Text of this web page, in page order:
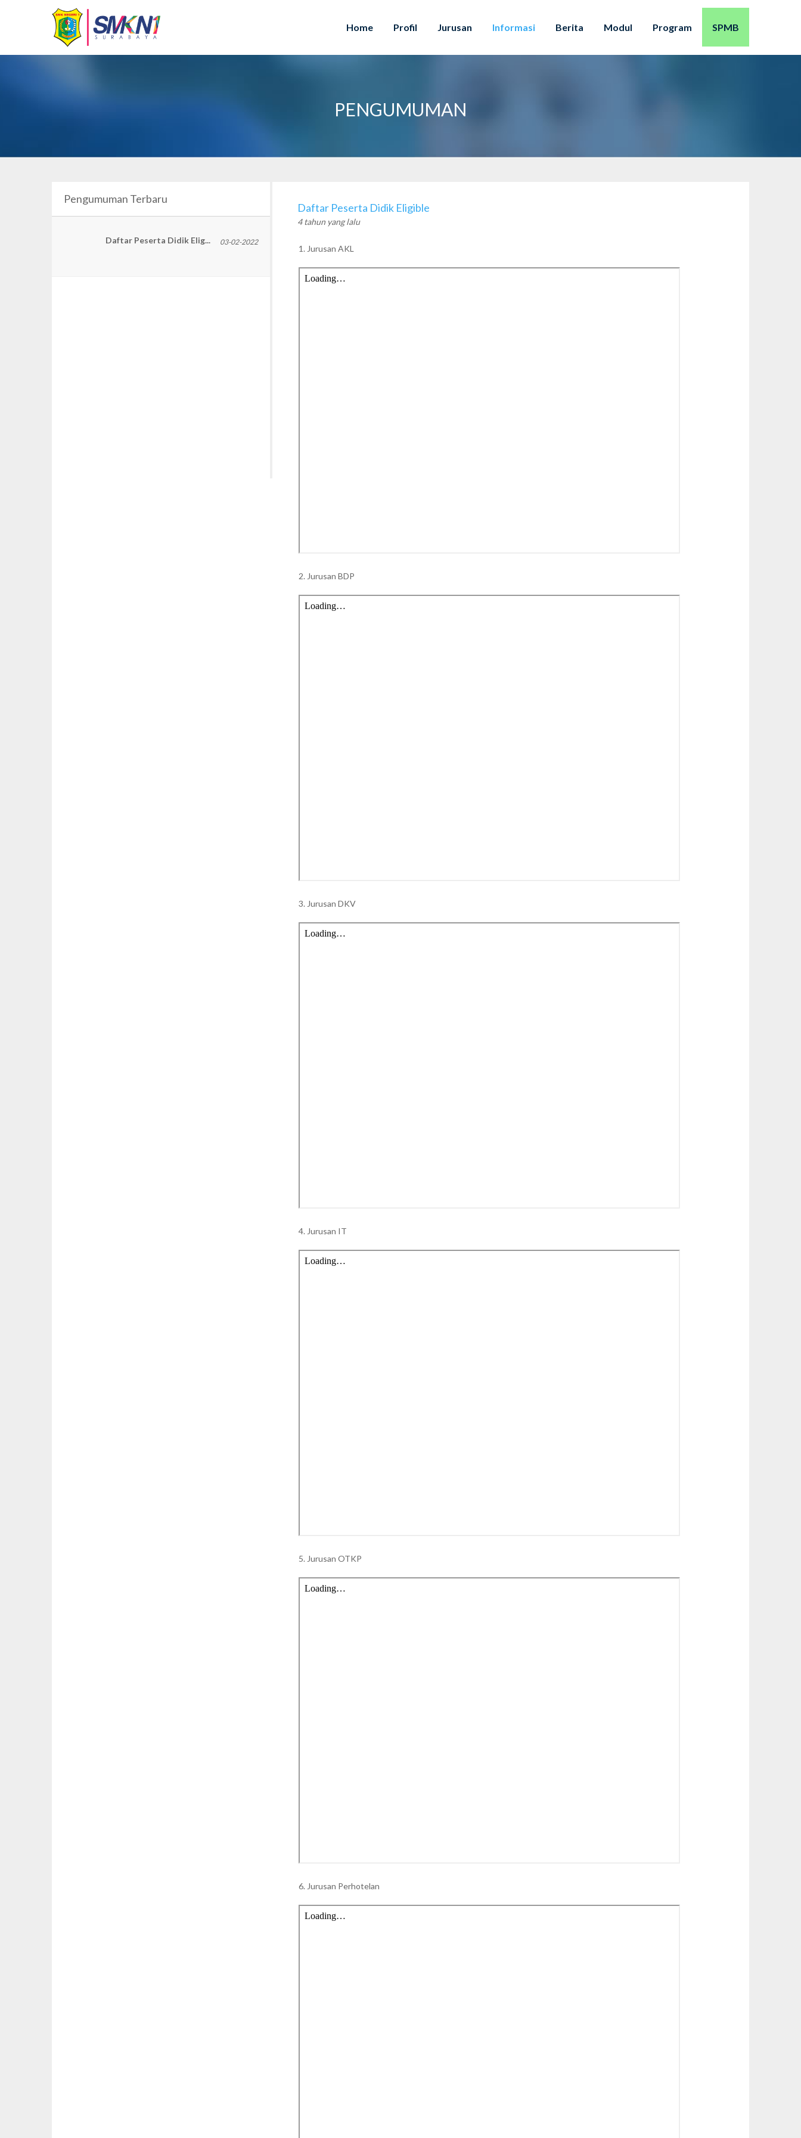
Home Profil Jurusan Informasi Berita Modul Program SPMB
PENGUMUMAN
Pengumuman Terbaru
Daftar Peserta Didik Elig... 03-02-2022
Daftar Peserta Didik Eligible
4 tahun yang lalu
1. Jurusan AKL
2. Jurusan BDP
3. Jurusan DKV
4. Jurusan IT
5. Jurusan OTKP
6. Jurusan Perhotelan